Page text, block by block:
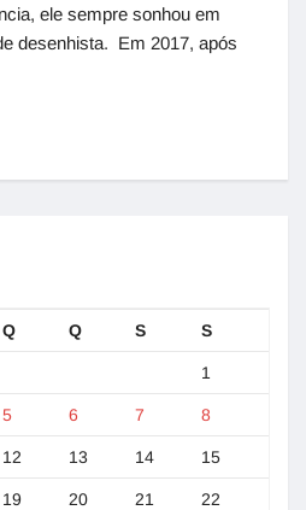
ele sempre sonhou em
desenhista. Em 2017, após
Q Q S S
1
5 6 7 8
12 13 14 15
19 20 21 22